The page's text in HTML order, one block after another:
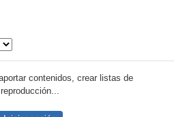
contenidos, crear listas de
reproducción...